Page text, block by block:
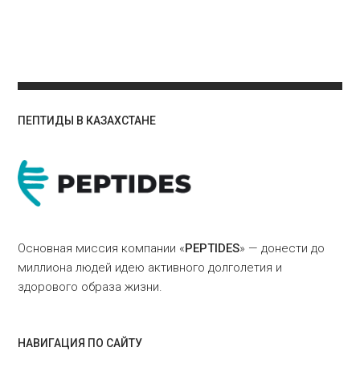
ПЕПТИДЫ В КАЗАХСТАНЕ
Основная миссия компании «PEPTIDES» — донести до
миллиона людей идею активного долголетия и
здорового образа жизни.
НАВИГАЦИЯ ПО САЙТУ